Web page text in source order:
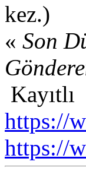
kez.)
« Son
Kayıtlı
https://
https://